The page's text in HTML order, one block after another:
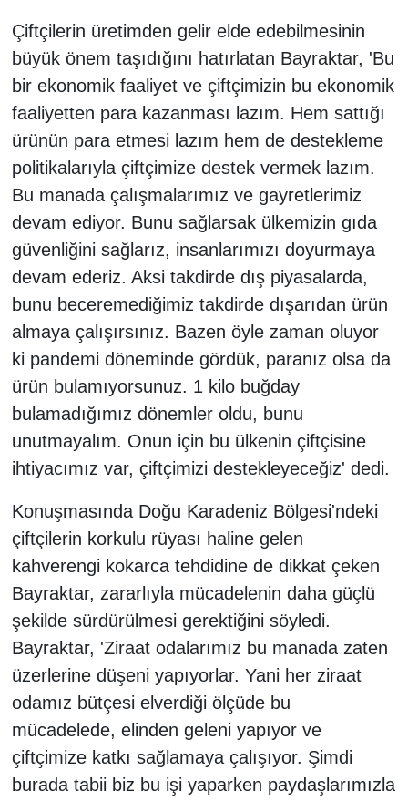
Çiftçilerin üretimden gelir elde edebilmesinin
büyük önem taşıdığını hatırlatan Bayraktar, 'Bu
bir ekonomik faaliyet ve çiftçimizin bu ekonomik
faaliyetten para kazanması lazım. Hem sattığı
ürünün para etmesi lazım hem de destekleme
politikalarıyla çiftçimize destek vermek lazım.
Bu manada çalışmalarımız ve gayretlerimiz
devam ediyor. Bunu sağlarsak ülkemizin gıda
güvenliğini sağlarız, insanlarımızı doyurmaya
devam ederiz. Aksi takdirde dış piyasalarda,
bunu beceremediğimiz takdirde dışarıdan ürün
almaya çalışırsınız. Bazen öyle zaman oluyor
ki pandemi döneminde gördük, paranız olsa da
ürün bulamıyorsunuz. 1 kilo buğday
bulamadığımız dönemler oldu, bunu
unutmayalım. Onun için bu ülkenin çiftçisine
ihtiyacımız var, çiftçimizi destekleyeceğiz' dedi.
Konuşmasında Doğu Karadeniz Bölgesi'ndeki
çiftçilerin korkulu rüyası haline gelen
kahverengi kokarca tehdidine de dikkat çeken
Bayraktar, zararlıyla mücadelenin daha güçlü
şekilde sürdürülmesi gerektiğini söyledi.
Bayraktar, 'Ziraat odalarımız bu manada zaten
üzerlerine düşeni yapıyorlar. Yani her ziraat
odamız bütçesi elverdiği ölçüde bu
mücadelede, elinden geleni yapıyor ve
çiftçimize katkı sağlamaya çalışıyor. Şimdi
burada tabii biz bu işi yaparken paydaşlarımızla